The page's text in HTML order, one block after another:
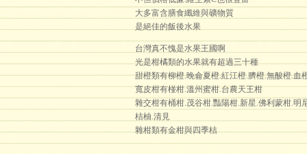
大多富含膳食纖維與礦物質
是絕佳的飯後水果
台灣真不愧是水果王國啊
光是柑橘類的水果就有超過三十種
甜橙類有柳橙.晚侖夏橙.紅江橙.臍橙.無酸橙.血
寬皮柑有椪柑.溫州蜜柑.台農天王柑
雜交柑有桶柑.茂谷柑.豔陽柑.新星.佛利蒙柑.明
桔柚.清見
雜柑類有金柑與四季桔